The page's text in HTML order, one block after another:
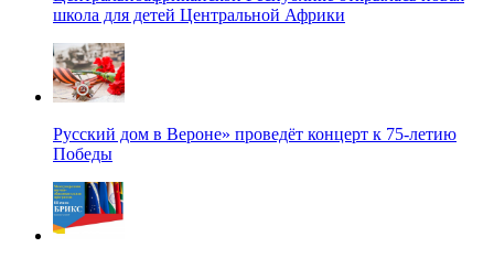
школа для детей Центральной Африки
Русский дом в Вероне» проведёт концерт к 75-летию
Победы